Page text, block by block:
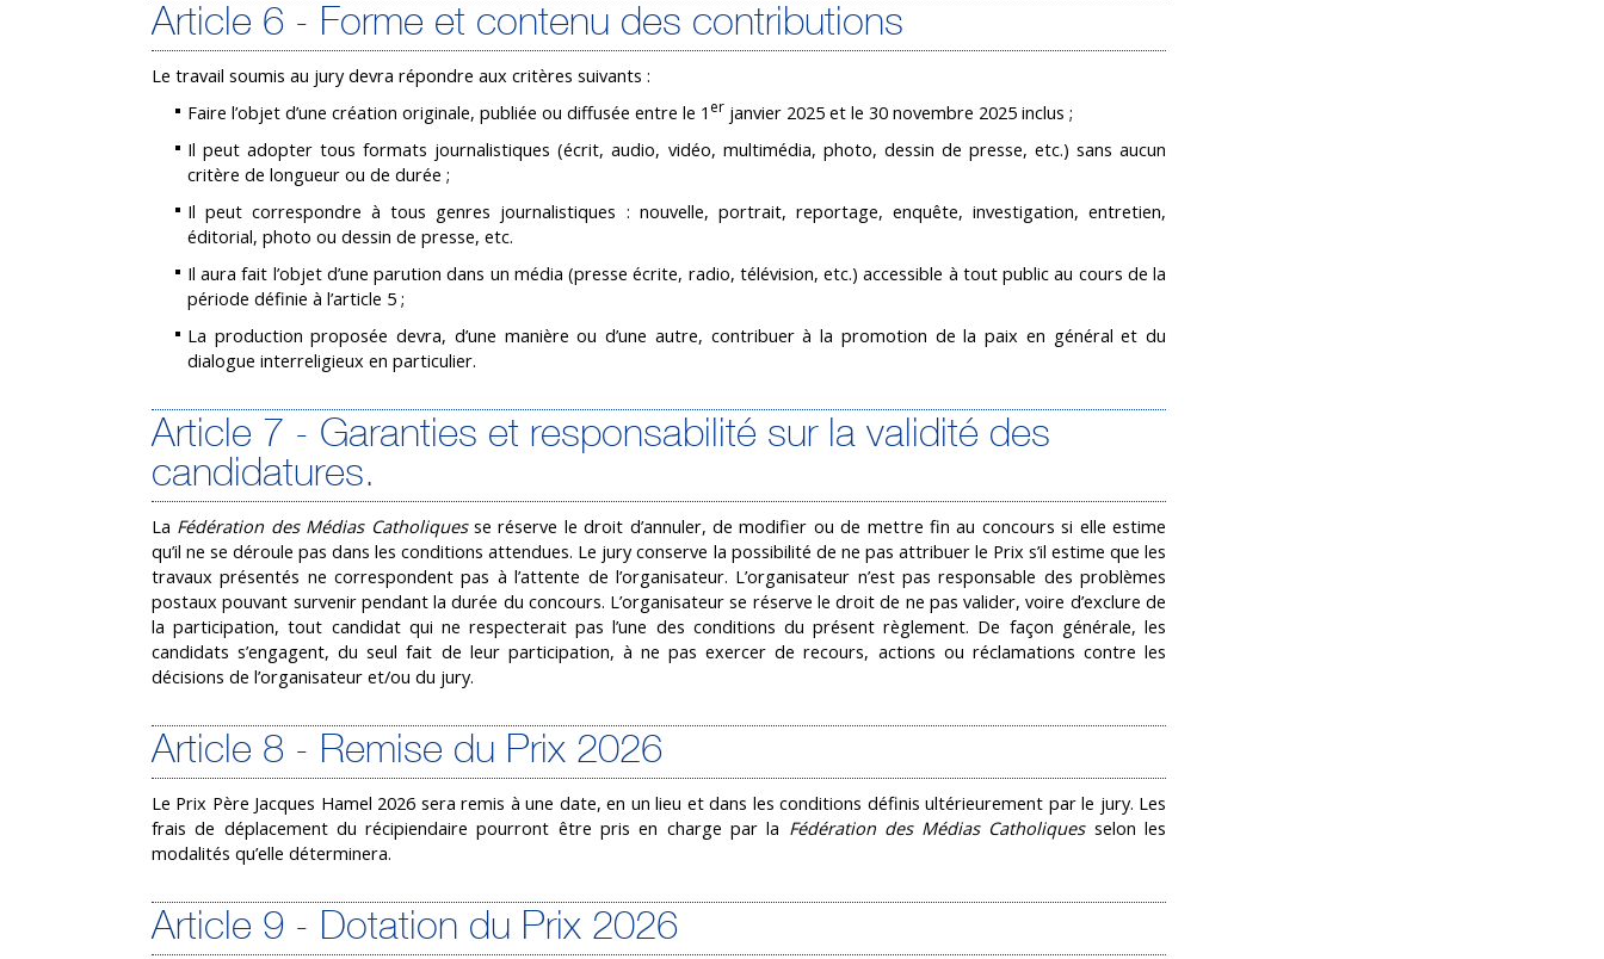
Article 6 - Forme et contenu des contributions
Le travail soumis au jury devra répondre aux critères suivants :
Faire l’objet d’une création originale, publiée ou diffusée entre le 1 er janvier 2025 et le 30 novembre 2025 inclus ;
Il peut adopter tous formats journalistiques (écrit, audio, vidéo, multimédia, photo, dessin de presse, etc.) sans aucun
critère de longueur ou de durée ;
Il peut correspondre à tous genres journalistiques : nouvelle, portrait, reportage, enquête, investigation, entretien,
éditorial, photo ou dessin de presse, etc.
Il aura fait l’objet d’une parution dans un média (presse écrite, radio, télévision, etc.) accessible à tout public au cours de la
période définie à l’article 5 ;
La production proposée devra, d’une manière ou d’une autre, contribuer à la promotion de la paix en général et du
dialogue interreligieux en particulier.
Article 7 - Garanties et responsabilité sur la validité des
candidatures.
La Fédération des Médias Catholiquesse réserve le droit d’annuler, de modifier ou de mettre fin au concours si elle estime
qu’il ne se déroule pas dans les conditions attendues. Le jury conserve la possibilité de ne pas attribuer le Prix s’il estime que les
travaux présentés ne correspondent pas à l’attente de l’organisateur. L’organisateur n’est pas responsable des problèmes
postaux pouvant survenir pendant la durée du concours. L’organisateur se réserve le droit de ne pas valider, voire d’exclure de
la participation, tout candidat qui ne respecterait pas l’une des conditions du présent règlement. De façon générale, les
candidats s’engagent, du seul fait de leur participation, à ne pas exercer de recours, actions ou réclamations contre les
décisions de l’organisateur et/ou du jury.
Article 8 - Remise du Prix 2026
Le Prix Père Jacques Hamel 2026 sera remis à une date, en un lieu et dans les conditions définis ultérieurement par le jury. Les
frais de déplacement du récipiendaire pourront être pris en charge par la Fédération des Médias Catholiquesselon les
modalités qu’elle déterminera.
Article 9 - Dotation du Prix 2026